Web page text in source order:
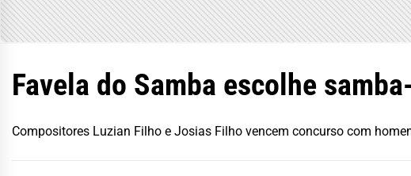
Favela do Samba escolhe
Compositores Luzian Filho e Josias Filho vencem concurso com